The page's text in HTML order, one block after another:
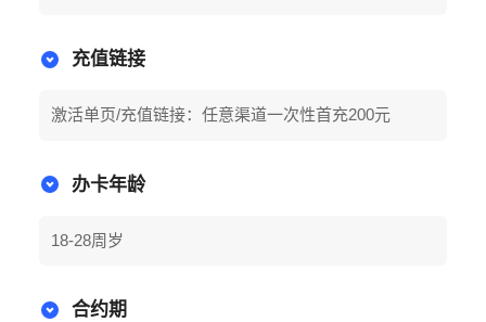
充值链接
激活单页/充值链接：任意渠道一次性首充200元
办卡年龄
18-28周岁
合约期